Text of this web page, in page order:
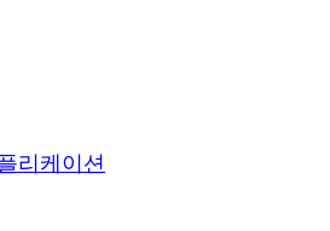
리케이션